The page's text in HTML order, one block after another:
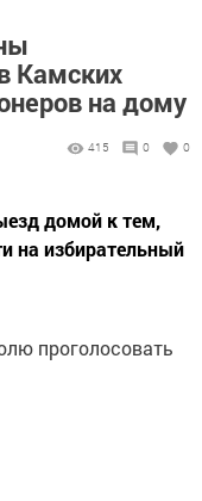
Камских
на дому
415 0 0
домой к тем,
на избирательный
проголосовать